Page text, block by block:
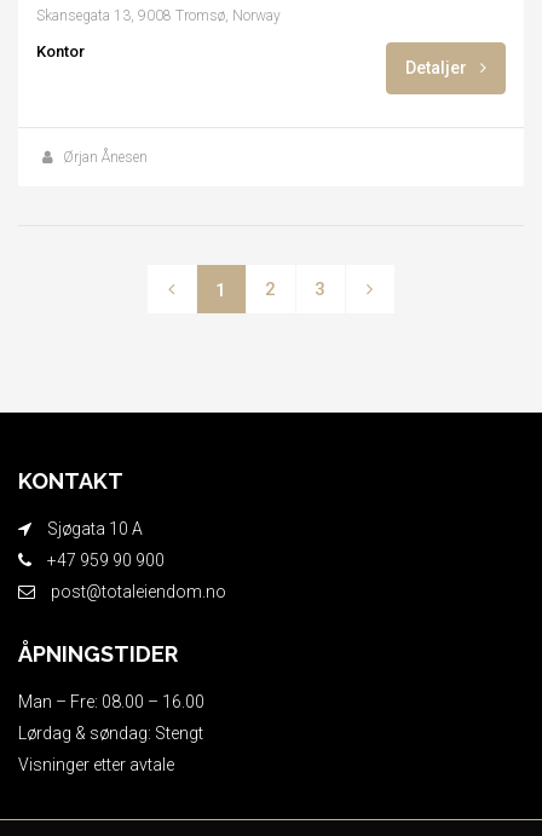
Skansegata 13, 9008 Tromsø, Norway
Kontor
Detaljer
Ørjan Ånesen
1 2 3
KONTAKT
Sjøgata 10 A
+47 959 90 900
post@totaleiendom.no
ÅPNINGSTIDER
Man – Fre: 08.00 – 16.00
Lørdag & søndag: Stengt
Visninger etter avtale